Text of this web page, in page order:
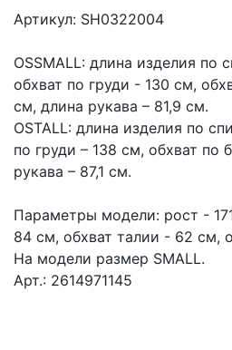
Артикул: SH0322004
OSSMALL: длина изделия по
обхват по груди - 130 см,
см, длина рукава – 81,9 см.
OSTALL: длина изделия по
по груди – 138 см, обхват по
рукава – 87,1 см.
Параметры модели: рост -
84 см, обхват талии - 62 см,
На модели размер SMALL.
Арт.: 2614971145